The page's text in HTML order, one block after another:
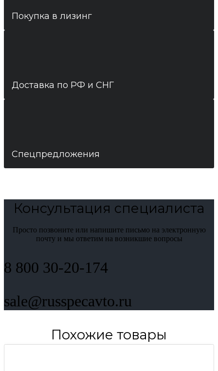
Покупка в лизинг
Доставка по РФ и СНГ
Спецпредложения
Консультация специалиста
Просто позвоните или напишите письмо на электронную
почту и мы ответим на возникшие вопросы
8 800 30-20-174
sale@russpecavto.ru
Похожие товары